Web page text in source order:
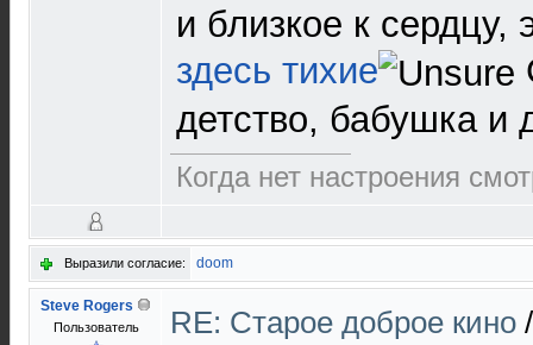
и близкое к
здесь тихие
детство, бабушка и
Когда нет настроения
Выразили согласие: doom
Steve Rogers
Пользователь RE: Старое доброе кино